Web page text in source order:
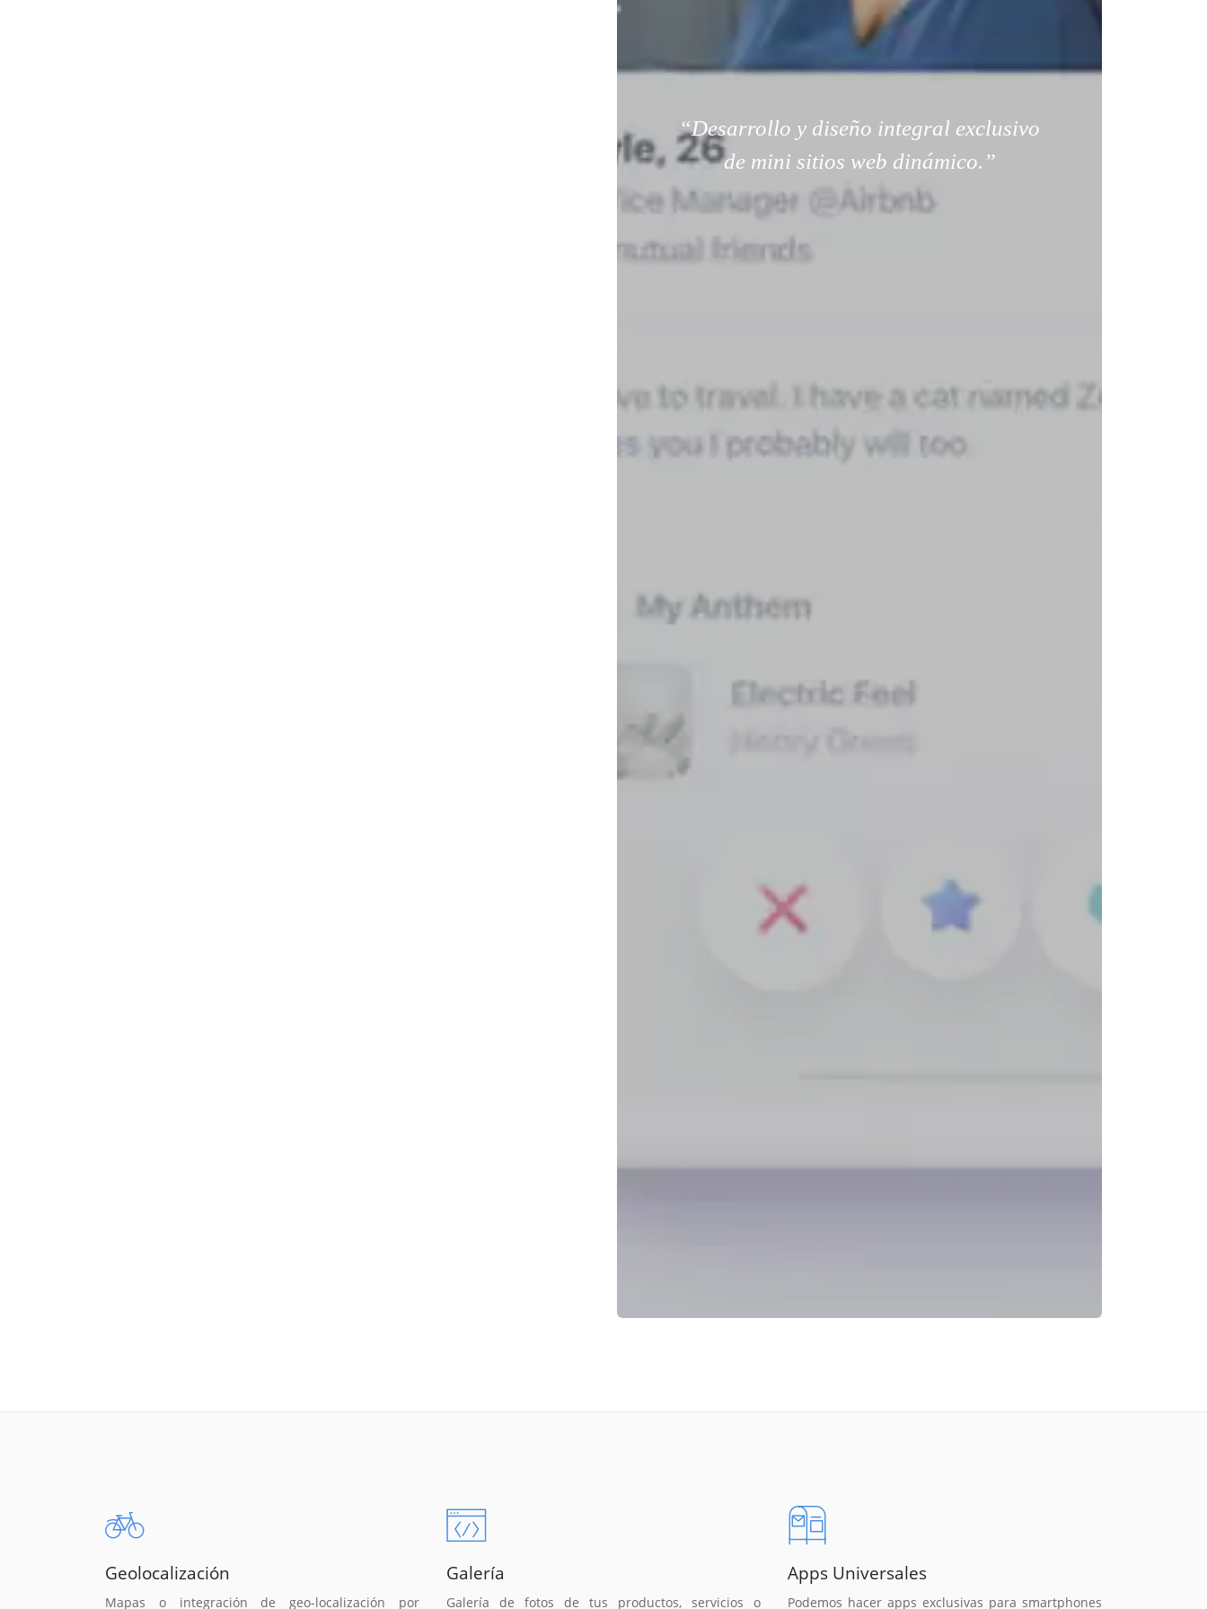
“Desarrollo y diseño integral exclusivo
de mini sitios web dinámico.”
Geolocalización
Mapas o integración de geo-localización por
Galería
Galería de fotos de tus productos, servicios o
Apps Universales
Podemos hacer apps exclusivas para smartphones